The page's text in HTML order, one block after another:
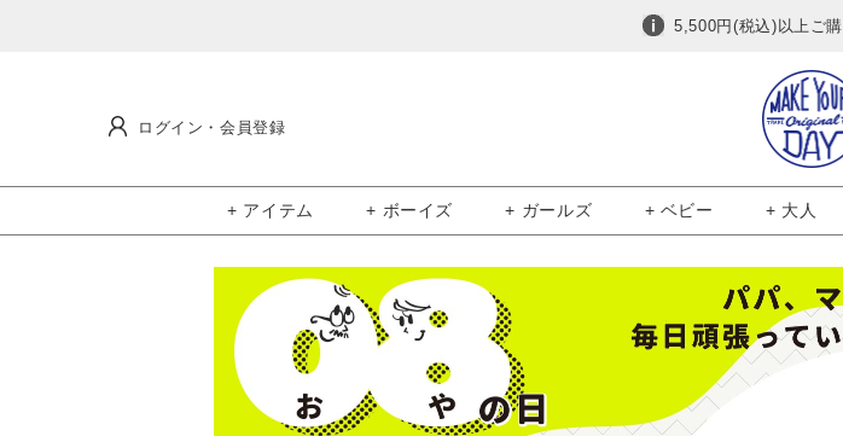
5,500円(税込)以上ご
ログイン・会員登録
+ アイテム + ボーイズ + ガールズ + ベビー + 大人